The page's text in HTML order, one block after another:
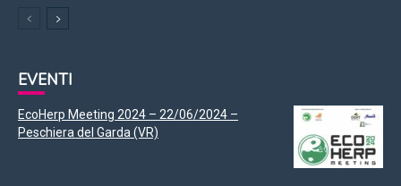
EVENTI
EcoHerp Meeting 2024 – 22/06/2024 –
Peschiera del Garda (VR)